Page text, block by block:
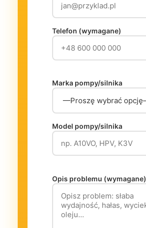
Telefon (wymagane)
Marka pompy/silnika
Model pompy/silnika
Opis problemu (wymagane)